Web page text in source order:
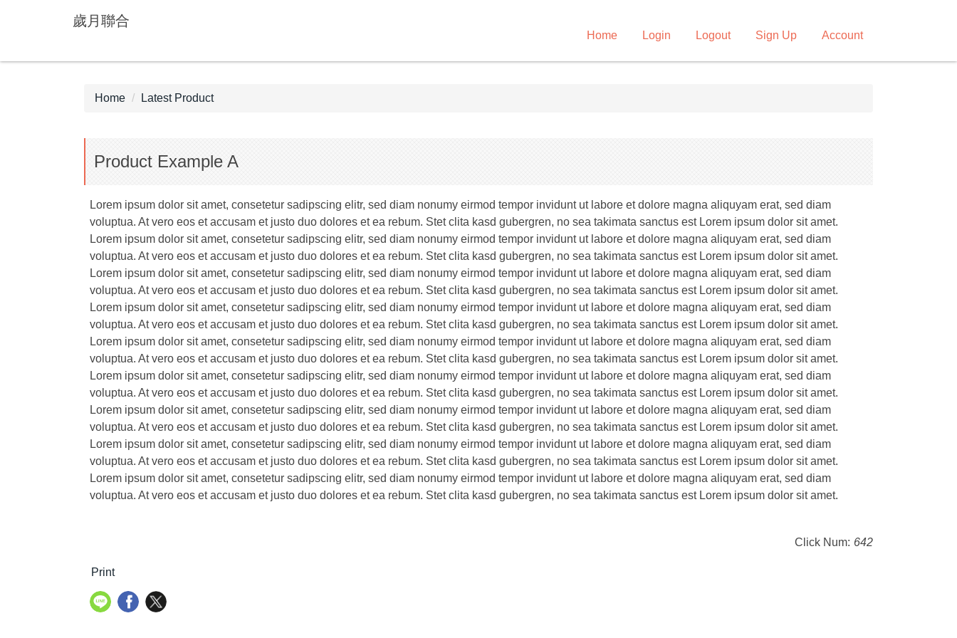
main
歲月聯合
Home Login Logout Sign Up Account
Home Latest Product
Product Example A
Lorem ipsum dolor sit amet, consetetur sadipscing elitr, sed diam nonumy eirmod tempor invidunt ut labore et dolore magna aliquyam erat, sed diam
voluptua. At vero eos et accusam et justo duo dolores et ea rebum. Stet clita kasd gubergren, no sea takimata sanctus est Lorem ipsum dolor sit amet.
Lorem ipsum dolor sit amet, consetetur sadipscing elitr, sed diam nonumy eirmod tempor invidunt ut labore et dolore magna aliquyam erat, sed diam
voluptua. At vero eos et accusam et justo duo dolores et ea rebum. Stet clita kasd gubergren, no sea takimata sanctus est Lorem ipsum dolor sit amet.
Lorem ipsum dolor sit amet, consetetur sadipscing elitr, sed diam nonumy eirmod tempor invidunt ut labore et dolore magna aliquyam erat, sed diam
voluptua. At vero eos et accusam et justo duo dolores et ea rebum. Stet clita kasd gubergren, no sea takimata sanctus est Lorem ipsum dolor sit amet.
Lorem ipsum dolor sit amet, consetetur sadipscing elitr, sed diam nonumy eirmod tempor invidunt ut labore et dolore magna aliquyam erat, sed diam
voluptua. At vero eos et accusam et justo duo dolores et ea rebum. Stet clita kasd gubergren, no sea takimata sanctus est Lorem ipsum dolor sit amet.
Lorem ipsum dolor sit amet, consetetur sadipscing elitr, sed diam nonumy eirmod tempor invidunt ut labore et dolore magna aliquyam erat, sed diam
voluptua. At vero eos et accusam et justo duo dolores et ea rebum. Stet clita kasd gubergren, no sea takimata sanctus est Lorem ipsum dolor sit amet.
Lorem ipsum dolor sit amet, consetetur sadipscing elitr, sed diam nonumy eirmod tempor invidunt ut labore et dolore magna aliquyam erat, sed diam
voluptua. At vero eos et accusam et justo duo dolores et ea rebum. Stet clita kasd gubergren, no sea takimata sanctus est Lorem ipsum dolor sit amet.
Lorem ipsum dolor sit amet, consetetur sadipscing elitr, sed diam nonumy eirmod tempor invidunt ut labore et dolore magna aliquyam erat, sed diam
voluptua. At vero eos et accusam et justo duo dolores et ea rebum. Stet clita kasd gubergren, no sea takimata sanctus est Lorem ipsum dolor sit amet.
Lorem ipsum dolor sit amet, consetetur sadipscing elitr, sed diam nonumy eirmod tempor invidunt ut labore et dolore magna aliquyam erat, sed diam
voluptua. At vero eos et accusam et justo duo dolores et ea rebum. Stet clita kasd gubergren, no sea takimata sanctus est Lorem ipsum dolor sit amet.
Lorem ipsum dolor sit amet, consetetur sadipscing elitr, sed diam nonumy eirmod tempor invidunt ut labore et dolore magna aliquyam erat, sed diam
voluptua. At vero eos et accusam et justo duo dolores et ea rebum. Stet clita kasd gubergren, no sea takimata sanctus est Lorem ipsum dolor sit amet.
Click Num: 642
Print